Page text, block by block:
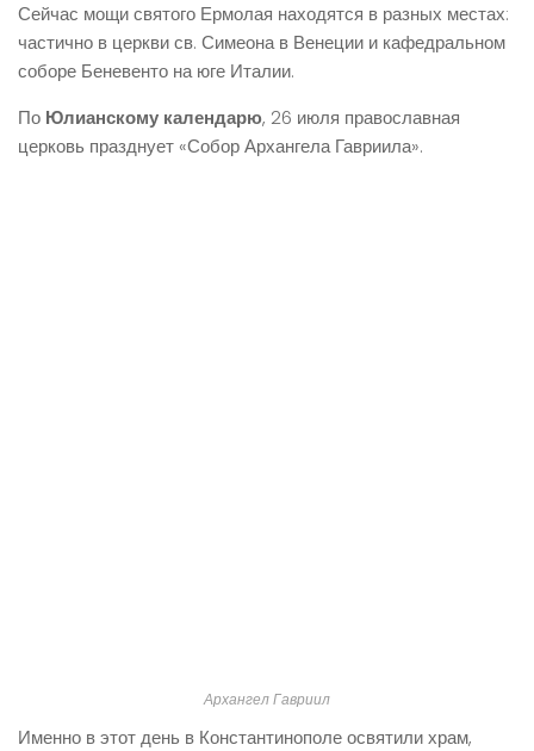
Сейчас мощи святого Ермолая находятся в разных местах:
частично в церкви св. Симеона в Венеции и кафедральном
соборе Беневенто на юге Италии.
По Юлианскому календарю, 26 июля православная
церковь празднует «Собор Архангела Гавриила».
Архангел Гавриил
Именно в этот день в Константинополе освятили храм,